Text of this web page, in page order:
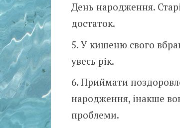
День народження.
достаток.
У кишеню свого
увесь рік.
Приймати
народження, інакше
проблеми.